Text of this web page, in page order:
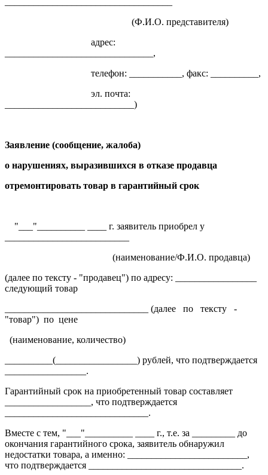
(Ф.И.О. представителя)
адрес:
_______________________________,
телефон: ___________, факс: __________,
эл. почта:
___________________________)
Заявление (сообщение, жалоба)
о нарушениях, выразившихся в отказе продавца
отремонтировать товар в гарантийный срок
"___"__________ ____ г. заявитель приобрел у
(наименование/Ф.И.О. продавца)
(далее по тексту - "продавец") по адресу: _________________
следующий товар
______________________________ (далее по тексту -
"товар") по цене
(наименование, количество)
__________(_________________) рублей, что подтверждается
_________________.
Гарантийный срок на приобретенный товар составляет
__________________, что подтверждается
______________________________.
Вместе с тем, "___"__________ ____ г., т.е. за _________ до
окончания гарантийного срока, заявитель обнаружил
недостатки товара, а именно: _________________________,
что подтверждается ________________________________.